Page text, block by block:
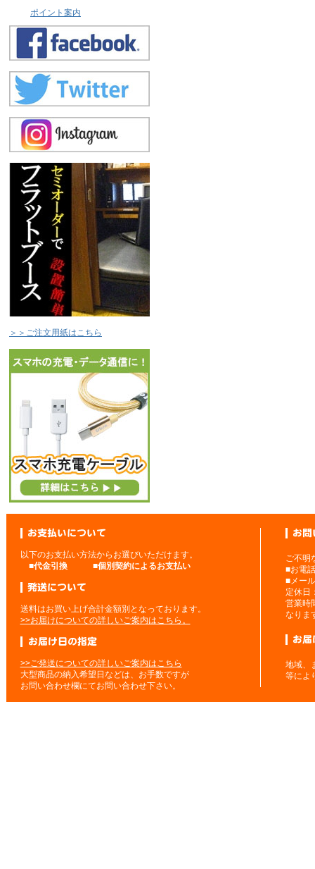
ポイント案内
＞＞ご注文用紙はこちら
以下のお支払い方法からお選びいただけます。
■代金引換■個別契約によるお支払い
送料はお買い上げ合計金額別となっております。
>>お届けについての詳しいご案内はこちら。
>>ご発送についての詳しいご案内はこちら
大型商品の納入希望日などは、お手数ですが
お問い合わせ欄にてお問い合わせ下さい。
ご不明
■お電
■メー
定休日
営業時
なりま
地域、
等によ